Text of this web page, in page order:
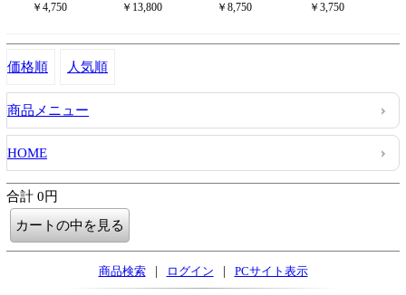
￥4,750
￥13,800
￥8,750
￥3,750
価格順 人気順
商品メニュー
HOME
合計 0円
商品検索 | ログイン | PCサイト表示